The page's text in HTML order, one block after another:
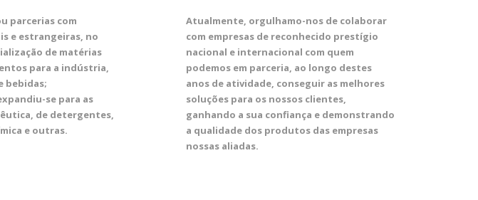
parcerias com
e estrangeiras, no
de matérias
para a indústria,
bebidas;
se para as
de detergentes,
e outras.
Atualmente, orgulhamo-nos de colaborar
com empresas de reconhecido prestígio
nacional e internacional com quem
podemos em parceria, ao longo destes
anos de atividade, conseguir as melhores
soluções para os nossos clientes,
ganhando a sua confiança e demonstrando
a qualidade dos produtos das empresas
nossas aliadas.